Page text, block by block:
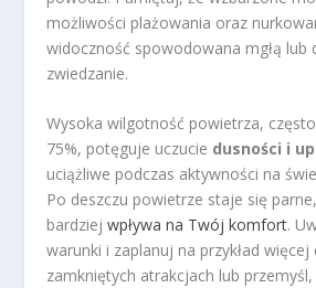
możliwości plażowania oraz
widoczność spowodowana mgłą lub
zwiedzanie.
Wysoka wilgotność powietrza,
75%, potęguje uczucie dusności i
uciążliwe podczas aktywności na
Po deszczu powietrze staje się
bardziejwpływa na Twój komfort.
warunki i zaplanuj na przykład więcej
zamkniętych atrakcjach lub